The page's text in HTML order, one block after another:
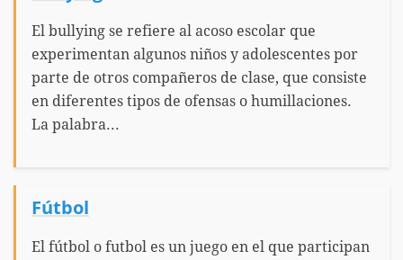
El bullying se refiere al acoso escolar que
experimentan algunos niños y adolescentes por
parte de otros compañeros de clase, que consiste
en diferentes tipos de ofensas o humillaciones.
La palabra...
Fútbol
El fútbol o futbol es un juego en el que participan